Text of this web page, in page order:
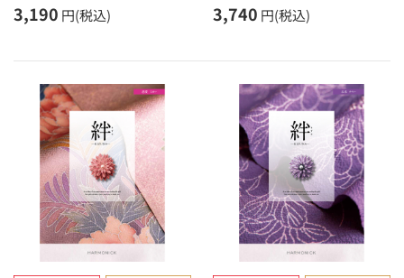
3,190 円(税込) 3,740 円(税込)